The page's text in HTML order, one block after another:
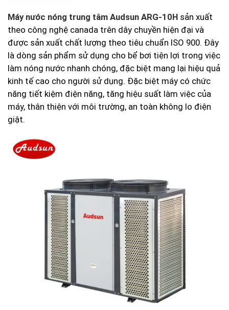
Máy nước nóng trung tâm Audsun ARG-10H sản xuất
theo công nghệ canada trên dây chuyền hiện đại và
được sản xuất chất lượng theo tiêu chuẩn ISO 900. Đây
là dòng sản phẩm sử dụng cho bể bơi tiện lợi trong việc
làm nóng nước nhanh chóng, đặc biệt mang lại hiệu quả
kinh tế cao cho người sử dụng. Đặc biệt máy có chức
năng tiết kiệm điện năng, tăng hiệu suất làm việc của
máy, thân thiện với môi trường, an toàn không lo điện
giật.